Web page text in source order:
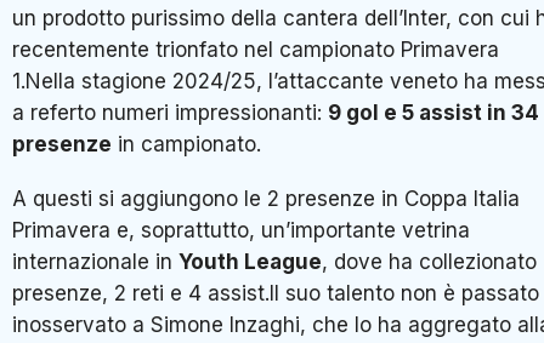
un prodotto purissimo della cantera dell’Inter, con cui
recentemente trionfato nel campionato Primavera
1.Nella stagione 2024/25, l’attaccante veneto ha
a referto numeri impressionanti: 9 gol e 5 assist in 34
presenze in campionato.
A questi si aggiungono le 2 presenze in Coppa Italia
Primavera e, soprattutto, un’importante vetrina
internazionale in Youth League, dove ha collezionato
presenze, 2 reti e 4 assist.Il suo talento non è passato
inosservato a Simone Inzaghi, che lo ha aggregato